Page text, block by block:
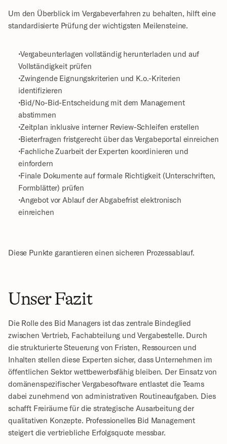
Um den Überblick im Vergabeverfahren zu behalten, hilft eine
standardisierte Prüfung der wichtigsten Meilensteine.
Vergabeunterlagen vollständig herunterladen und auf
Vollständigkeit prüfen
Zwingende Eignungskriterien und K.o.-Kriterien
identifizieren
Bid/No-Bid-Entscheidung mit dem Management
abstimmen
Zeitplan inklusive interner Review-Schleifen erstellen
Bieterfragen fristgerecht über das Vergabeportal einreichen
Fachliche Zuarbeit der Experten koordinieren und
einfordern
Finale Dokumente auf formale Richtigkeit (Unterschriften,
Formblätter) prüfen
Angebot vor Ablauf der Abgabefrist elektronisch
einreichen
Diese Punkte garantieren einen sicheren Prozessablauf.
Unser Fazit
Die Rolle des Bid Managers ist das zentrale Bindeglied
zwischen Vertrieb, Fachabteilung und Vergabestelle. Durch
die strukturierte Steuerung von Fristen, Ressourcen und
Inhalten stellen diese Experten sicher, dass Unternehmen im
öffentlichen Sektor wettbewerbsfähig bleiben. Der Einsatz von
domänenspezifischer Vergabesoftware entlastet die Teams
dabei zunehmend von administrativen Routineaufgaben. Dies
schafft Freiräume für die strategische Ausarbeitung der
qualitativen Konzepte. Professionelles Bid Management
steigert die vertriebliche Erfolgsquote messbar.